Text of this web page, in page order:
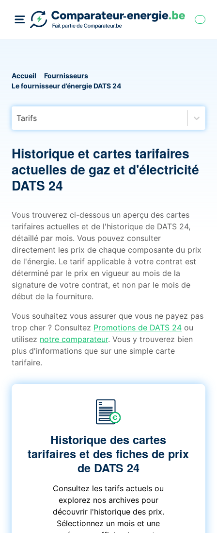
Accueil
Fournisseurs
Le fournisseur d’énergie DATS 24
Tarifs
Historique et cartes tarifaires
actuelles de gaz et d'électricité
DATS 24
Vous trouverez ci-dessous un aperçu des cartes
tarifaires actuelles et de l'historique de DATS 24,
détaillé par mois. Vous pouvez consulter
directement les prix de chaque composante du prix
de l'énergie. Le tarif applicable à votre contrat est
déterminé par le prix en vigueur au mois de la
signature de votre contrat, et non par le mois de
début de la fourniture.
Vous souhaitez vous assurer que vous ne payez pas
trop cher ? Consultez Promotions de DATS 24 ou
utilisez notre comparateur. Vous y trouverez bien
plus d'informations que sur une simple carte
tarifaire.
Historique des cartes
tarifaires et des fiches de prix
de DATS 24
Consultez les tarifs actuels ou
explorez nos archives pour
découvrir l'historique des prix.
Sélectionnez un mois et une